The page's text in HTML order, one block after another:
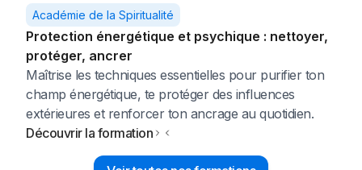
Académie de la Spiritualité
Protection énergétique et psychique : nettoyer,
protéger, ancrer
Maîtrise les techniques essentielles pour purifier ton
champ énergétique, te protéger des influences
extérieures et renforcer ton ancrage au quotidien.
Découvrir la formation